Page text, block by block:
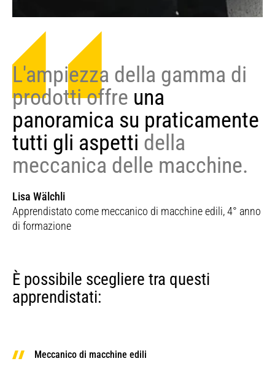
L'ampiezza della gamma di
prodotti offre una
panoramica su praticamente
tutti gli aspetti della
meccanica delle macchine.
Lisa Wälchli
Apprendistato come meccanico di macchine edili, 4° anno
di formazione
È possibile scegliere tra questi
apprendistati:
Meccanico di macchine edili